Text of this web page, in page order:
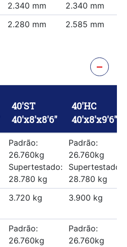
2.340 mm 2.340 mm
2.280 mm 2.585 mm
40'ST
40'x8'x8'6"
40'HC
40'x8'x9'6"
Padrão:
26.760kg
Supertestado:
28.780 kg
Padrão:
26.760kg
Supertestado:
28.780 kg
3.720 kg 3.900 kg
Padrão:
26.760kg
Padrão:
26.760kg